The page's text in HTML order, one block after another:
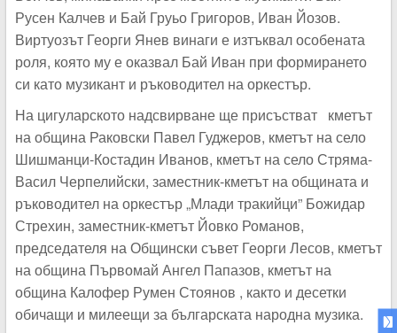
Русен Калчев и Бай Груьо Григоров, Иван Йозов.
Виртуозът Георги Янев винаги е изтъквал особената
роля, която му е оказвал Бай Иван при формирането
си като музикант и ръководител на оркестър.
На цигуларското надсвирване ще присъстват кметът
на община Раковски Павел Гуджеров, кметът на село
Шишманци-Костадин Иванов, кметът на село Стряма-
Васил Черпелийски, заместник-кметът на общината и
ръководител на оркестър „Млади тракийци” Божидар
Стрехин, заместник-кметът Йовко Романов,
председателя на Общински съвет Георги Лесов, кметът
на община Първомай Ангел Папазов, кметът на
община Калофер Румен Стоянов , както и десетки
обичащи и милеещи за българската народна музика.